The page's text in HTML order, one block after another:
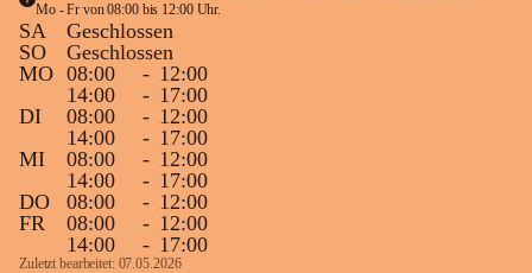
Mo - Fr von 08:00 bis 12:00 Uhr.
SA
Geschlossen
SO
Geschlossen
MO 08:00 - 12:00
14:00
- 17:00
DI
08:00 - 12:00
14:00
- 17:00
MI
08:00 - 12:00
14:00
- 17:00
DO
08:00 - 12:00
FR
08:00 - 12:00
14:00
- 17:00
Zuletzt bearbeitet: 07.05.2026